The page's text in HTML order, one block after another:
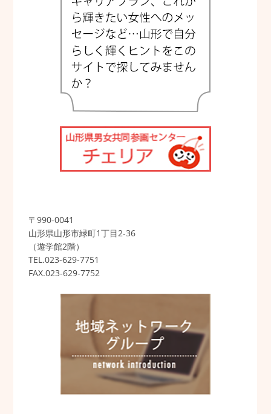
〒990-0041
山形県山形市緑町1丁目2-36
（遊学館2階）
TEL.023-629-7751
FAX.023-629-7752